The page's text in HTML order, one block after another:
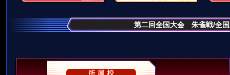
第二回全国大会 朱雀戦/全